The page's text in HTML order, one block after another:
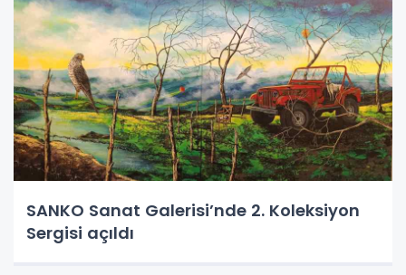
SANKO Sanat Galerisi’nde 2. Koleksiyon
Sergisi açıldı